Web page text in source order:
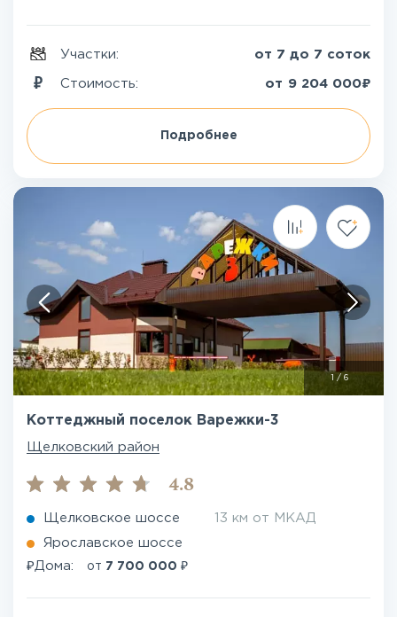
Участки: от 7 до 7 соток
Стоимость: от 9 204 000₽
Подробнее
/ 6
Коттеджный поселок Варежки-3
Щелковский район
4.8
Щелковское шоссе 13 км от МКАД
Ярославское шоссе
₽Дома: от 7 700 000 ₽